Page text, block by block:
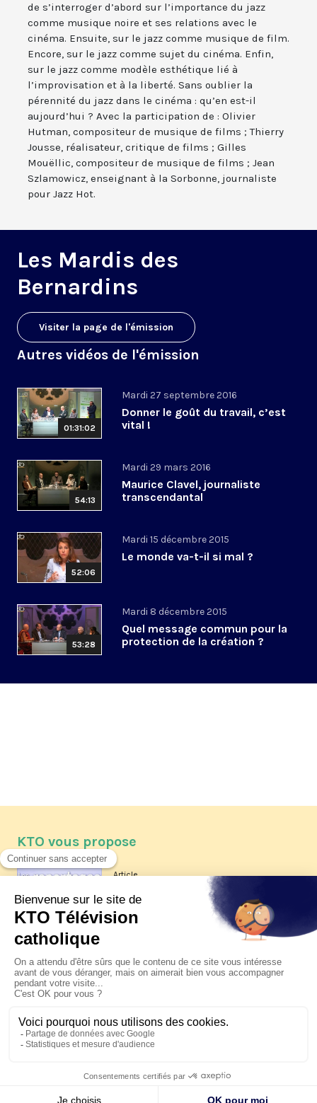
de s’interroger d’abord sur l’importance du jazz
comme musique noire et ses relations avec le
cinéma. Ensuite, sur le jazz comme musique de film.
Encore, sur le jazz comme sujet du cinéma. Enfin,
sur le jazz comme modèle esthétique lié à
l’improvisation et à la liberté. Sans oublier la
pérennité du jazz dans le cinéma : qu’en est-il
aujourd’hui ? Avec la participation de : Olivier
Hutman, compositeur de musique de films ; Thierry
Jousse, réalisateur, critique de films ; Gilles
Mouëllic, compositeur de musique de films ; Jean
Szlamowicz, enseignant à la Sorbonne, journaliste
pour Jazz Hot.
Les Mardis des
Bernardins
Visiter la page de l'émission
Autres vidéos de l'émission
01:31:02
Mardi 27 septembre 2016
Donner le goût du travail, c’est
vital !
54:13
Mardi 29 mars 2016
Maurice Clavel, journaliste
transcendantal
52:06
Mardi 15 décembre 2015
Le monde va-t-il si mal ?
53:28
Mardi 8 décembre 2015
Quel message commun pour la
protection de la création ?
KTO vous propose
Article
Les reportages d'été 2026 de KTO
La visite pastorale du pape Léon
XIV à Assise à suivre sur KTO le
jeudi 6 août
Le pape en Uruguay, Argentine et
Pérou du 6 au 17 novembre 2026